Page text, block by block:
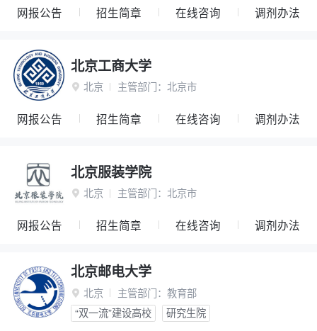
网报公告 招生简章 在线咨询 调剂办法
北京工商大学
 北京 主管部门： 北京市
网报公告 招生简章 在线咨询 调剂办法
北京服装学院
 北京 主管部门： 北京市
网报公告 招生简章 在线咨询 调剂办法
北京邮电大学
 北京 主管部门： 教育部
“双一流”建设高校
研究生院